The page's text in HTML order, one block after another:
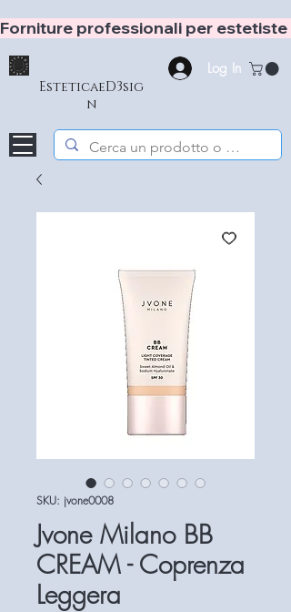
Forniture professionali per
EsteticaeD3sig
n
Log In
SKU: jvone0008
Jvone Milano BB
CREAM - Coprenza
Leggera